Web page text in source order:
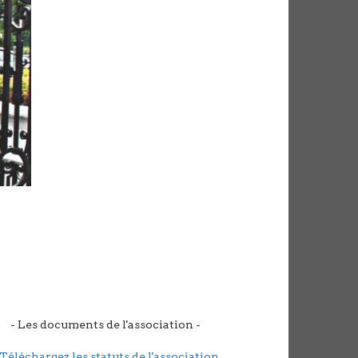
- Les documents de l'association -